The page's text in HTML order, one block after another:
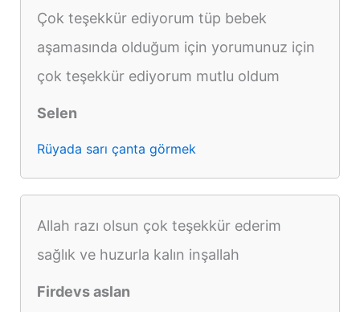
Çok teşekkür ediyorum tüp bebek
aşamasında olduğum için yorumunuz için
çok teşekkür ediyorum mutlu oldum
Selen
Rüyada sarı çanta görmek
Allah razı olsun çok teşekkür ederim
sağlık ve huzurla kalın inşallah
Firdevs aslan